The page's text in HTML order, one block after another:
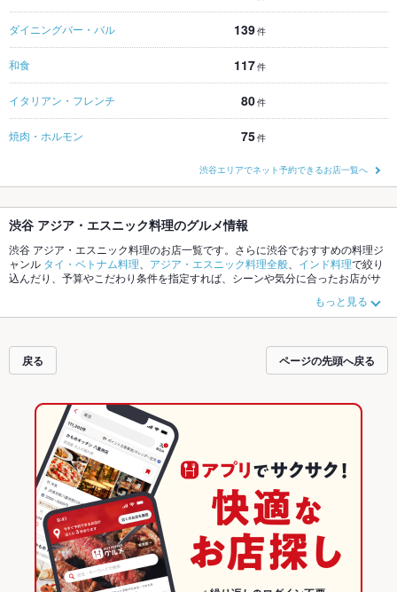
ダイニングバー・バル 139件
和食 117件
イタリアン・フレンチ 80件
焼肉・ホルモン 75件
渋谷エリアでネット予約できるお店一覧へ
渋谷 アジア・エスニック料理のグルメ情報
渋谷 アジア・エスニック料理のお店一覧です。さらに渋谷でおすすめの料理ジ
ャンル タイ・ベトナム料理 アジア・エスニック料理全般 インド料理で絞り
込んだり、予算やこだわり条件を指定すれば、シーンや気分に合ったお店がサ
や季節のおすすめ料理な
ど、お店の最新情報をご紹介しているので安心！24時間使える簡単便利なネッ
も、デートやパーティーにもお得に便利にホットペッパーグルメをご利用くだ
さい。
もっと見る
戻る ページの先頭へ戻る